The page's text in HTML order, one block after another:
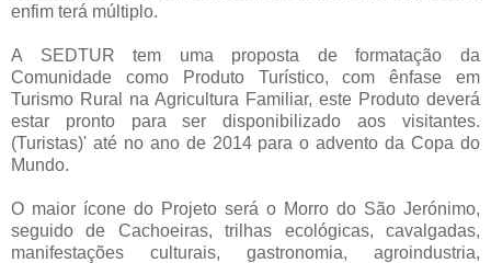
enfim terá múltiplo.
A SEDTUR tem uma proposta de formatação da
Comunidade como Produto Turístico, com ênfase em
Turismo Rural na Agricultura Familiar, este Produto deverá
estar pronto para ser disponibilizado aos visitantes.
(Turistas)' até no ano de 2014 para o advento da Copa do
Mundo.
O maior ícone do Projeto será o Morro do São Jerónimo,
seguido de Cachoeiras, trilhas ecológicas, cavalgadas,
manifestações culturais, gastronomia, agroindustria,